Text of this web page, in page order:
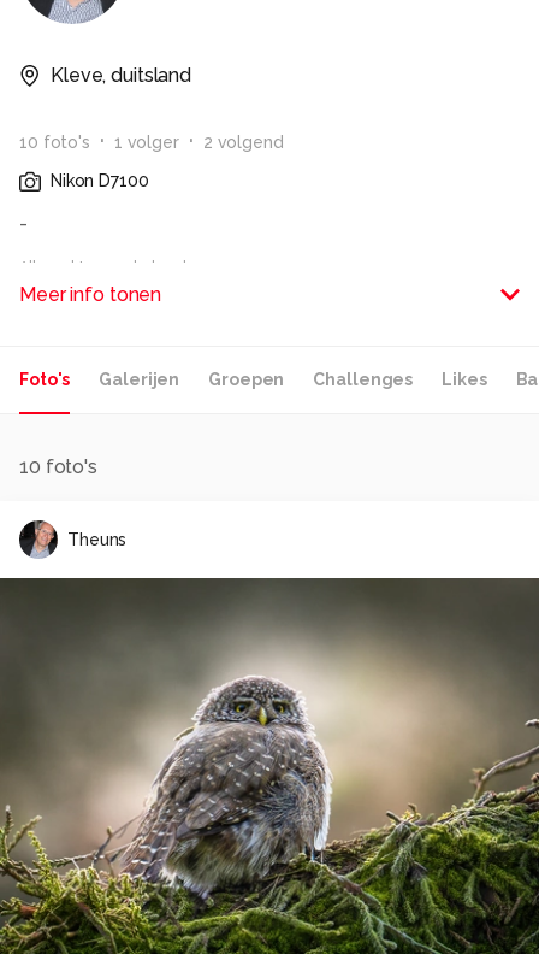
Kleve, duitsland
10 foto's 1 volger 2 volgend
Nikon D7100
-
Alle rechten voorbehouden
Meer info tonen
Foto's Galerijen Groepen Challenges Likes
10 foto's
Theuns